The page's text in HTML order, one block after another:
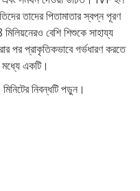
তাদের পিতামাতার স্বপ্ন পূরণ
বেশি শিশুকে সাহায্য
পর প্রাকৃতিকভাবে গর্ভধারণ করতে
মধ্যে একটি।
নিবন্ধটি পড়ুন।